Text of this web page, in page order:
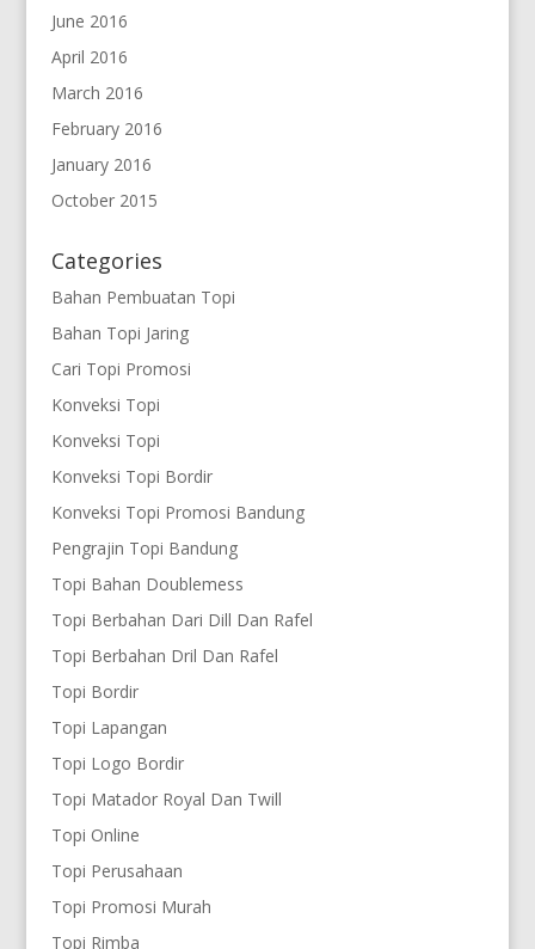
June 2016
April 2016
March 2016
February 2016
January 2016
October 2015
Categories
Bahan Pembuatan Topi
Bahan Topi Jaring
Cari Topi Promosi
Konveksi Topi
Konveksi Topi
Konveksi Topi Bordir
Konveksi Topi Promosi Bandung
Pengrajin Topi Bandung
Topi Bahan Doublemess
Topi Berbahan Dari Dill Dan Rafel
Topi Berbahan Dril Dan Rafel
Topi Bordir
Topi Lapangan
Topi Logo Bordir
Topi Matador Royal Dan Twill
Topi Online
Topi Perusahaan
Topi Promosi Murah
Topi Rimba